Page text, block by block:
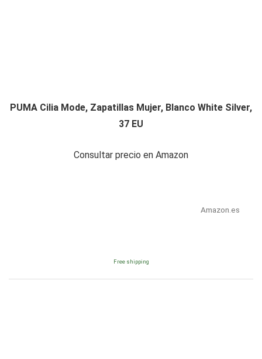
PUMA Cilia Mode, Zapatillas Mujer, Blanco White Silver,
37 EU
Consultar precio en Amazon
Amazon.es
Free shipping